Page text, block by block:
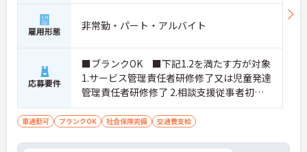
雇用形態 非常勤・パート・アルバイト
応募要件
■ブランクOK ■下記1.2を満たす方が対象
1.サービス管理責任者研修修了又は児童発達
管理責任者研修修了 2.相談支援従事者初任
者研修修了又は相談支援従事者実務者研修
修了
車通勤可 ブランクOK 社会保険完備 交通費支給